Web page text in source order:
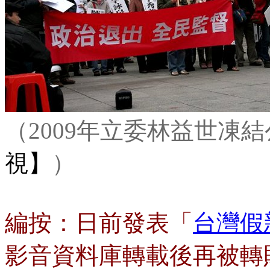
（2009年立委林益世凍
視】
）
編按：日前發表「 台灣
影音資料庫轉載後再被